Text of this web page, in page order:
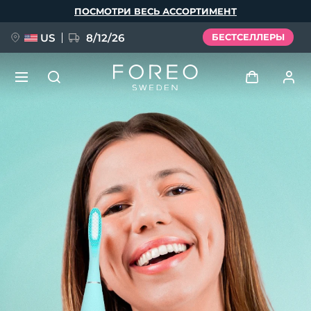
ПОСМОТРИ ВЕСЬ АССОРТИМЕНТ
US 8/12/26 БЕСТСЕЛЛЕРЫ
Профиль пользователя
Мои приборы
Мои заказы
Мои адреса
Мои подписки
FAQ™ Pure Beauty-Tech Elixir
BREAKING NEWS
issa™ Teeth Whitening Set
Deutsch
Español
Français
Italiano
Português
Svenska
Русский
简体中文 繁體中文